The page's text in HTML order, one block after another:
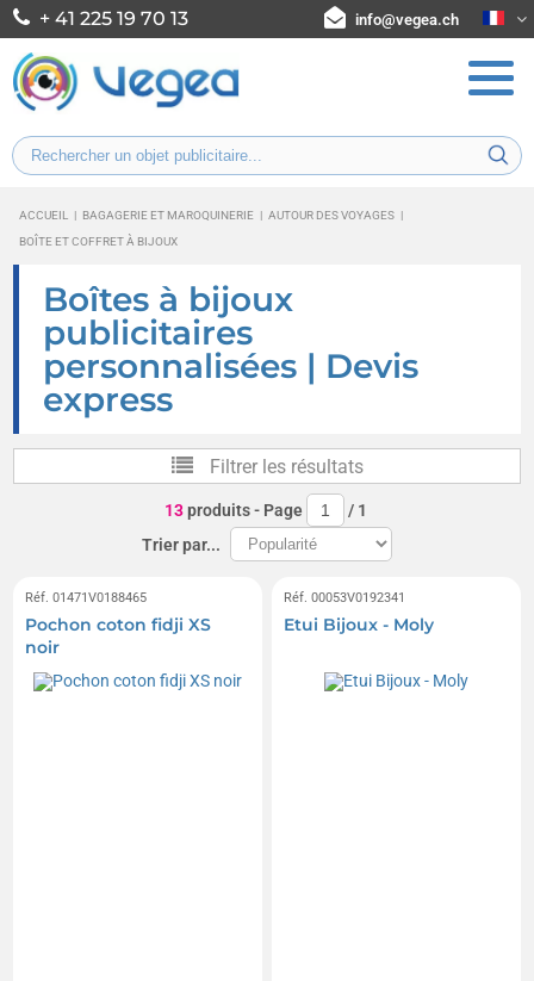
+ 41 225 19 70 13 info@vegea.ch
ACCUEIL | BAGAGERIE ET MAROQUINERIE | AUTOUR DES VOYAGES |
BOÎTE ET COFFRET À BIJOUX
Boîtes à bijoux
publicitaires
personnalisées | Devis
express
Filtrer les résultats
13produits- Page / 1
Trier par...
Réf. 01471V0188465
Pochon coton fidji XS
noir
Réf. 00053V0192341
Etui Bijoux - Moly